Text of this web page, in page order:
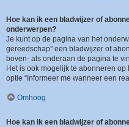
Hoe kan ik een bladwijzer of
onderwerpen?
Je kunt op de pagina van het
gereedschap” een bladwijzer of
boven- als onderaan de pagina te
Het is ook mogelijk te abonneren
optie “Informeer me wanneer een
Omhoog
Hoe kan ik een bladwijzer of